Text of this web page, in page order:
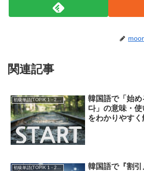
関連記事
初級単語(TOPIK 1・2級)
韓国語で「始
다」の意味・
をわかりやすく
韓国語で『割